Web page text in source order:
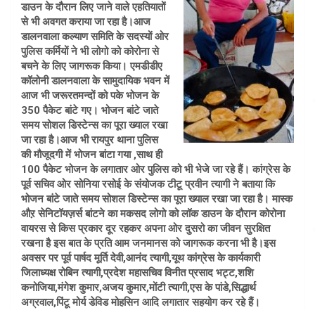
डाउन के दौरान लिए जाने वाले एहतियातों
से भी अवगत कराया जा रहा है।आज
डालनवाला कल्याण समिति के सदस्यों ओर
पुलिस कर्मियों ने भी लोगो को कोरोना से
बचने के लिए जागरूक किया। एमडीडीए
कॉलोनी डालनवाला के सामुदायिक भवन में
आज भी जरूरतमन्दों को पके भोजन के
350 पैकेट बांटे गए। भोजन बांटे जाते
समय सोशल डिस्टेन्स का पूरा ख्याल रखा
जा रहा है।आज भी रायपुर थाना पुलिस
की मौजूदगी में भोजन बांटा गया ,साथ ही
100 पैकेट भोजन के लगातार ओर पुलिस को भी भेजे जा रहे हैं। कांग्रेस के
पूर्व सचिव ओर सोनिया रसोई के संयोजक टीटू प्रवीन त्यागी ने बताया कि
भोजन बांटे जाते समय सोशल डिस्टेन्स का पूरा ख्याल रखा जा रहा है। मास्क
औऱ सेनिटॉयज़र्स बांटने का मकसद लोगो को लॉक डाउन के दौरान कोरोना
वायरस से किस प्रकार दूर रहकर अपना ओर दुसरो का जीवन सुरक्षित
रखना है इस बात के प्रति आम जनमानस को जागरूक करना भी है।इस
अवसर पर पूर्व पार्षद मूर्ति देवी,आनंद त्यागी,यूथ कांग्रेस के कार्यकारी
जिलाध्यक्ष रोबिन त्यागी,प्रदेश महासचिव विनीत प्रसाद भट्ट,शशि
कनोजिया,मंगेश कुमार,अजय कुमार,मोंटी त्यागी,एस के पांडे,सिद्धार्थ
अग्रवाल,पिंटू मोर्य डेविड मोहसिन आदि लगातार सहयोग कर रहे हैं।